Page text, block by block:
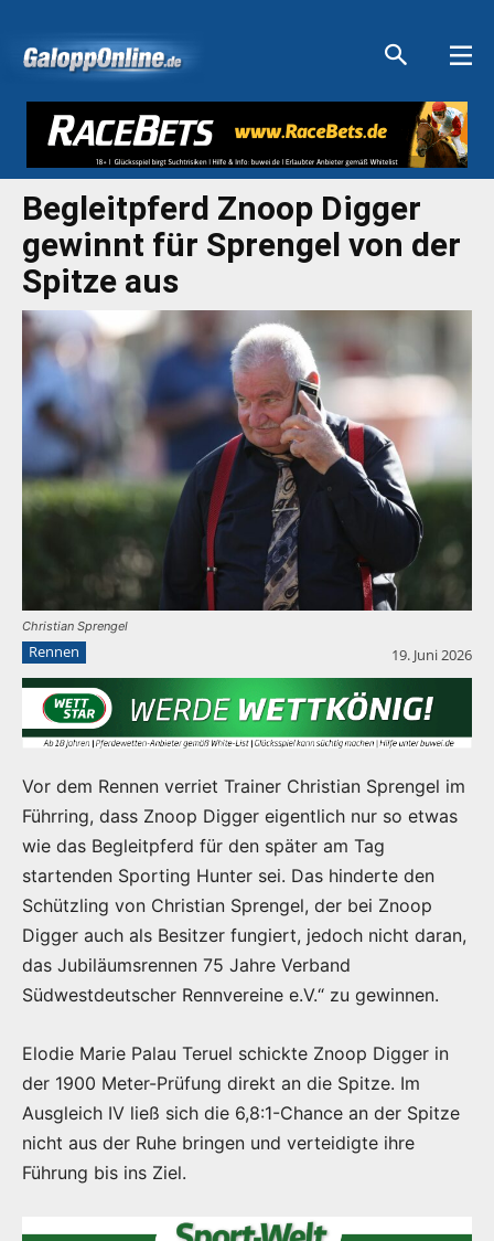
Begleitpferd Znoop Digger
gewinnt für Sprengel von der
Spitze aus
Christian Sprengel
Rennen 19. Juni 2026
Vor dem Rennen verriet Trainer Christian Sprengel im
Führring, dass Znoop Digger eigentlich nur so etwas
wie das Begleitpferd für den später am Tag
startenden Sporting Hunter sei. Das hinderte den
Schützling von Christian Sprengel, der bei Znoop
Digger auch als Besitzer fungiert, jedoch nicht daran,
das Jubiläumsrennen 75 Jahre Verband
Südwestdeutscher Rennvereine e.V.“ zu gewinnen.
Elodie Marie Palau Teruel schickte Znoop Digger in
der 1900 Meter-Prüfung direkt an die Spitze. Im
Ausgleich IV ließ sich die 6,8:1-Chance an der Spitze
nicht aus der Ruhe bringen und verteidigte ihre
Führung bis ins Ziel.